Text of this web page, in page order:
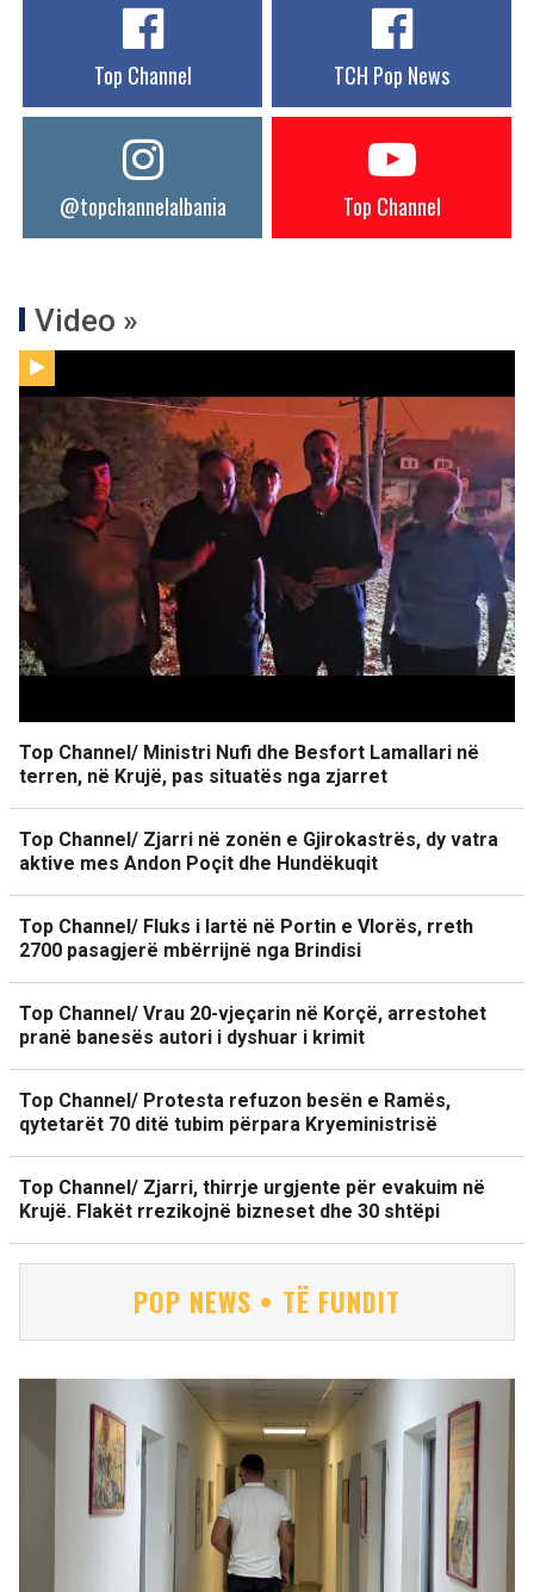
Top Channel TCH Pop News
@topchannelalbania Top Channel
Video »
Top Channel/ Ministri Nufi dhe Besfort Lamallari në
terren, në Krujë, pas situatës nga zjarret
Top Channel/ Zjarri në zonën e Gjirokastrës, dy vatra
aktive mes Andon Poçit dhe Hundëkuqit
Top Channel/ Fluks i lartë në Portin e Vlorës, rreth
2700 pasagjerë mbërrijnë nga Brindisi
Top Channel/ Vrau 20-vjeçarin në Korçë, arrestohet
pranë banesës autori i dyshuar i krimit
Top Channel/ Protesta refuzon besën e Ramës,
qytetarët 70 ditë tubim përpara Kryeministrisë
Top Channel/ Zjarri, thirrje urgjente për evakuim në
Krujë. Flakët rrezikojnë bizneset dhe 30 shtëpi
POP NEWS • TË FUNDIT